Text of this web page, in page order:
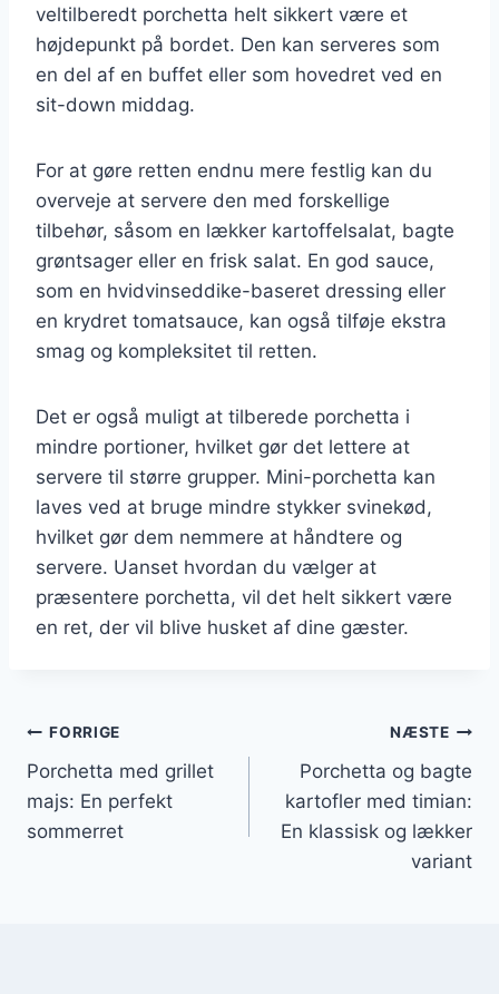
veltilberedt porchetta helt sikkert være et
højdepunkt på bordet. Den kan serveres som
en del af en buffet eller som hovedret ved en
sit-down middag.
For at gøre retten endnu mere festlig kan du
overveje at servere den med forskellige
tilbehør, såsom en lækker kartoffelsalat, bagte
grøntsager eller en frisk salat. En god sauce,
som en hvidvinseddike-baseret dressing eller
en krydret tomatsauce, kan også tilføje ekstra
smag og kompleksitet til retten.
Det er også muligt at tilberede porchetta i
mindre portioner, hvilket gør det lettere at
servere til større grupper. Mini-porchetta kan
laves ved at bruge mindre stykker svinekød,
hvilket gør dem nemmere at håndtere og
servere. Uanset hvordan du vælger at
præsentere porchetta, vil det helt sikkert være
en ret, der vil blive husket af dine gæster.
Indlægsnavigation
FORRIGE
Porchetta med grillet
majs: En perfekt
sommerret
NÆSTE
Porchetta og bagte
kartofler med timian:
En klassisk og lækker
variant